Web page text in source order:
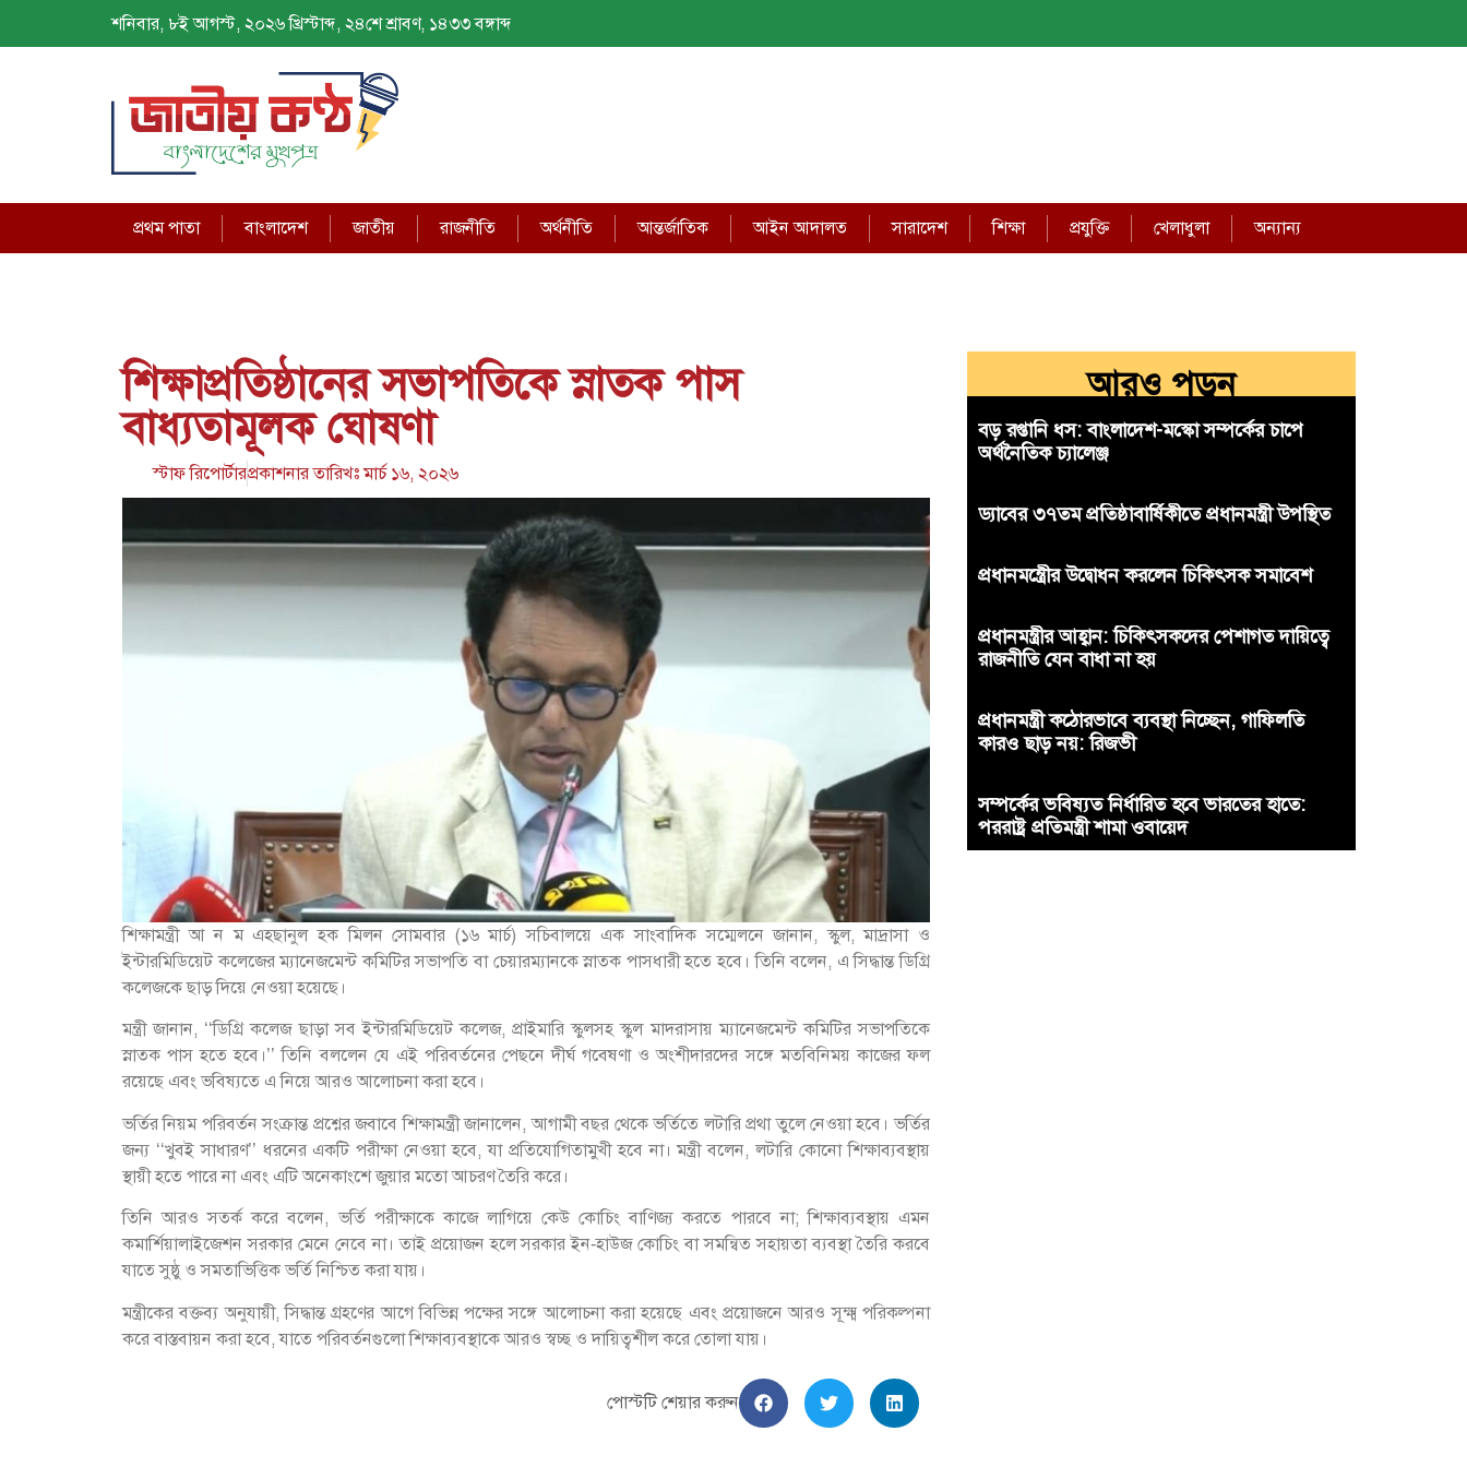
শনিবার, ৮ই আগস্ট, ২০২৬ খ্রিস্টাব্দ, ২৪শে শ্রাবণ, ১৪৩৩ বঙ্গাব্দ
প্রথম পাতা বাংলাদেশ জাতীয় রাজনীতি অর্থনীতি আন্তর্জাতিক আইন আদালত সারাদেশ শিক্ষা প্রযুক্তি খেলাধুলা অন্যান্য
শিক্ষাপ্রতিষ্ঠানের সভাপতিকে স্নাতক পাস
বাধ্যতামূলক ঘোষণা
স্টাফ রিপোর্টারপ্রকাশনার তারিখঃমার্চ ১৬, ২০২৬
শিক্ষামন্ত্রী আ ন ম এহছানুল হক মিলন সোমবার (১৬ মার্চ) সচিবালয়ে এক সাংবাদিক সম্মেলনে জানান, স্কুল, মাদ্রাসা ও
ইন্টারমিডিয়েট কলেজের ম্যানেজমেন্ট কমিটির সভাপতি বা চেয়ারম্যানকে স্নাতক পাসধারী হতে হবে। তিনি বলেন, এ সিদ্ধান্ত ডিগ্রি
কলেজকে ছাড় দিয়ে নেওয়া হয়েছে।
মন্ত্রী জানান, ‘‘ডিগ্রি কলেজ ছাড়া সব ইন্টারমিডিয়েট কলেজ, প্রাইমারি স্কুলসহ স্কুল মাদরাসায় ম্যানেজমেন্ট কমিটির সভাপতিকে
স্নাতক পাস হতে হবে।’’ তিনি বললেন যে এই পরিবর্তনের পেছনে দীর্ঘ গবেষণা ও অংশীদারদের সঙ্গে মতবিনিময় কাজের ফল
রয়েছে এবং ভবিষ্যতে এ নিয়ে আরও আলোচনা করা হবে।
ভর্তির নিয়ম পরিবর্তন সংক্রান্ত প্রশ্নের জবাবে শিক্ষামন্ত্রী জানালেন, আগামী বছর থেকে ভর্তিতে লটারি প্রথা তুলে নেওয়া হবে। ভর্তির
জন্য ‘‘খুবই সাধারণ’’ ধরনের একটি পরীক্ষা নেওয়া হবে, যা প্রতিযোগিতামুখী হবে না। মন্ত্রী বলেন, লটারি কোনো শিক্ষাব্যবস্থায়
স্থায়ী হতে পারে না এবং এটি অনেকাংশে জুয়ার মতো আচরণ তৈরি করে।
তিনি আরও সতর্ক করে বলেন, ভর্তি পরীক্ষাকে কাজে লাগিয়ে কেউ কোচিং বাণিজ্য করতে পারবে না; শিক্ষাব্যবস্থায় এমন
কমার্শিয়ালাইজেশন সরকার মেনে নেবে না। তাই প্রয়োজন হলে সরকার ইন‑হাউজ কোচিং বা সমন্বিত সহায়তা ব্যবস্থা তৈরি করবে
যাতে সুষ্ঠু ও সমতাভিত্তিক ভর্তি নিশ্চিত করা যায়।
মন্ত্রীকের বক্তব্য অনুযায়ী, সিদ্ধান্ত গ্রহণের আগে বিভিন্ন পক্ষের সঙ্গে আলোচনা করা হয়েছে এবং প্রয়োজনে আরও সূক্ষ্ম পরিকল্পনা
করে বাস্তবায়ন করা হবে, যাতে পরিবর্তনগুলো শিক্ষাব্যবস্থাকে আরও স্বচ্ছ ও দায়িত্বশীল করে তোলা যায়।
পোস্টটি শেয়ার করুন
আরও পড়ুন
বড় রপ্তানি ধস: বাংলাদেশ-মস্কো সম্পর্কের চাপে
অর্থনৈতিক চ্যালেঞ্জ
ড্যাবের ৩৭তম প্রতিষ্ঠাবার্ষিকীতে প্রধানমন্ত্রী উপস্থিত
প্রধানমন্ত্রীের উদ্বোধন করলেন চিকিৎসক সমাবেশ
প্রধানমন্ত্রীর আহ্বান: চিকিৎসকদের পেশাগত দায়িত্বে
রাজনীতি যেন বাধা না হয়
প্রধানমন্ত্রী কঠোরভাবে ব্যবস্থা নিচ্ছেন, গাফিলতি
কারও ছাড় নয়: রিজভী
সম্পর্কের ভবিষ্যত নির্ধারিত হবে ভারতের হাতে:
পররাষ্ট্র প্রতিমন্ত্রী শামা ওবায়েদ